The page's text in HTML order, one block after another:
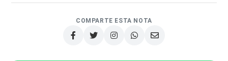
COMPARTE ESTA NOTA